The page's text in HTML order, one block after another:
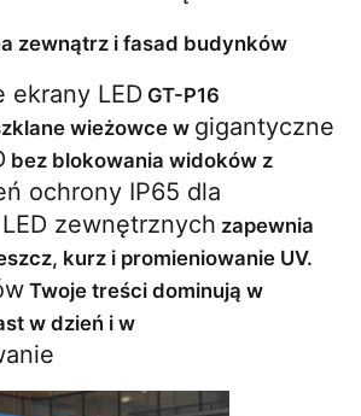
zewnątrz i fasad budynków
ekrany LED GT-P16
wieżowce w gigantyczne
bez blokowania widoków z
ochrony IP65 dla
zewnętrznych zapewnia
kurz i promieniowanie UV.
Twoje treści dominują w
w dzień i w